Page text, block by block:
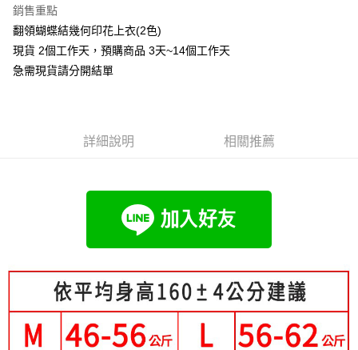
Google Pay
全支付
【大哥付你分期使用說明】
流程，驗證手機門號後，選擇欲分期的期數、繳款截止日，確認付款後即完
3.實際核准額度、可分期數及費用金額請依後續交易確認頁面所載為準。
4.訂單成立30分鐘內，如未前往確認交易或遇審核未通過，訂單將自動取
消。如遇「轉專審核」未通過狀況，表示未達大哥付你分期系統評分，恕無
【繳款方式說明】
1.分期款項不併入電信帳單，「大哥付你分期」於每月結算日後寄送繳費提
2.透過簡訊連結打開帳單後，可選擇「超商條碼／台灣大直營門市／銀行轉
帳／街口支付／iPASS MONEY」等通路繳費。
AFTEE先享後付是「在收到商品之後才付款」的支付方式。 讓您購物簡單
１．簡單：不需註冊會員、不需綁卡、不需儲值。
３．安心：先確認商品／服務後，再付款。
【「AFTEE先享後付」結帳流程】
１．於結帳方式選擇「AFTEE先享後付」後，將跳轉至「AFTEE先享後付」
結帳頁面，進行簡訊認證並確認金額後，即可完成結帳。
２．訂單成立數日內，您將收到繳費通知簡訊。
「Hami Point」為中華電信所提供之點數服務，可於會員專區綁定中華電信
運送方式
全家付款取貨
銷售重點
翻領蝴蝶結幾何印花上衣(2色)
現貨 2個工作天，預購商品 3天~14個工作天
急需現貨請分開結單
詳細說明 相關推薦